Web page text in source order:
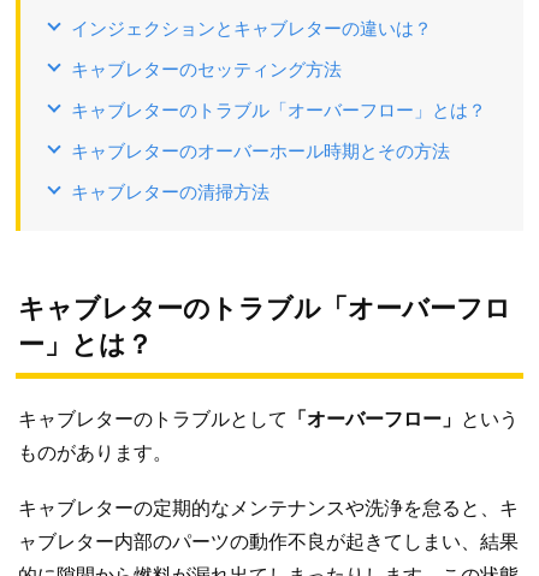
インジェクションとキャブレターの違いは？
キャブレターのセッティング方法
キャブレターのトラブル「オーバーフロー」とは？
キャブレターのオーバーホール時期とその方法
キャブレターの清掃方法
キャブレターのトラブル「オーバーフロ
ー」とは？
キャブレターのトラブルとして 「オーバーフロー」 という
ものがあります。
キャブレターの定期的なメンテナンスや洗浄を怠ると、キ
ャブレター内部のパーツの動作不良が起きてしまい、結果